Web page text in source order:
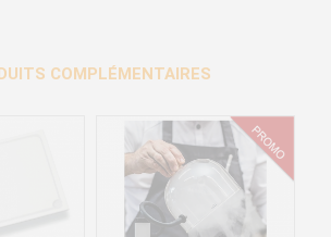
COMPLÉMENTAIRES